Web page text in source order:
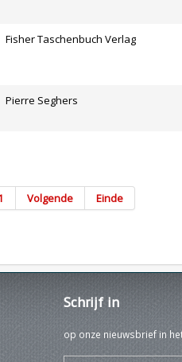
Fisher Taschenbuch Verlag
Pierre Seghers
Volgende Einde
Schrijf in
op onze nieuwsbrief in